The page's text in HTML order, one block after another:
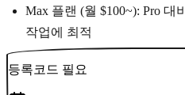
Max 플랜 (월 $100~): Pro 대
작업에 최적
등록코드 필요